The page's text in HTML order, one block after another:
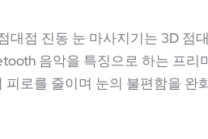
대점 진동 눈 마사지기는 3D 점
음악을 특징으로 하는 프리
피로를 줄이며 눈의 불편함을